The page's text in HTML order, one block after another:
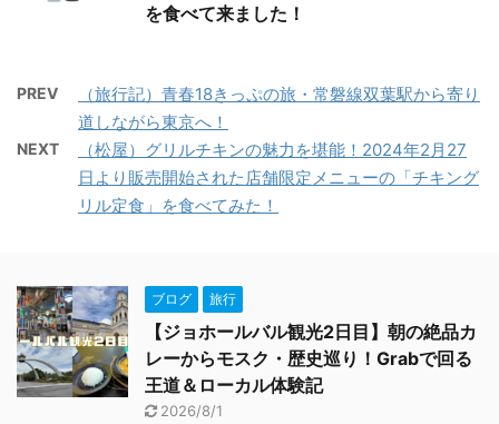
を食べて来ました！
PREV
（旅行記）青春18きっぷの旅・常磐線双葉駅から寄り
道しながら東京へ！
NEXT
（松屋）グリルチキンの魅力を堪能！2024年2月27
日より販売開始された店舗限定メニューの「チキング
リル定食」を食べてみた！
ブログ 旅行
【ジョホールバル観光2日目】朝の絶品カ
レーからモスク・歴史巡り！Grabで回る
王道＆ローカル体験記
2026/8/1